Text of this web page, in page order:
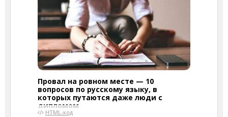
Провал на ровном месте — 10
вопросов по русскому языку, в
которых путаются даже люди с
дипломом
HTML-код